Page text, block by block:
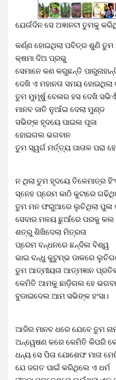
ଯେଉଁଦିନ ସେ ଅଜ୍ଞାନଟା ତୁମକୁ
କର୍ଣ୍ଣ ହୋଇଥିଲା ପବିତ୍ର ଶୁଣି ତୁମ
କ୍ଷମା ଦିଅ ପ୍ରଭୁ
ସେମାନେ କଣ କରୁଛନ୍ତି
ଦେଖି ଏ ମହାନତା ସମୟ
ତୁମ ମୁମୂର୍ଷୁ ବେଳାର ହସ ଦେଖି
ମାନବ ଜାତି ନୁଆଁଇ ଦେଲା ମୁଣ୍ଡ
ସଭିଙ୍କ ହୃଦୟେ ପାଇଲ ପୂଜା
ହୋଇଗଲ ଭଗବାନ
ତୁମ ସ୍ୱର୍ଗ ମର୍ତ୍ତ୍ୟ ପାତାଳ ପରା
ନ ଥିଲା ତୁମ ହୃଦୟେ ତିଳେମାତ୍ର
ସ୍ନେହ ପ୍ରେମ କାଠି କୁଟାରେ
ତୁମ ମନ ଫରୁଆରେ ଲୁଚିଥିଲା ପୁଳା
ସେବାର ମଳୟ ଛୁଆଁରେ ପରକୁ କଲ
ଶତ୍ରୁ ଶିଖିଦେଲା ମିତ୍ରତା
ପ୍ରେମ ବନ୍ଧନରେ ଛନ୍ଦିଲ ବିଶ୍ୱ
ଭାଇ ବନ୍ଧୁ କୁଟୁମ୍ଭ ଡାକରେ
ତୁମ ଆତ୍ମୀୟତା ଆତ୍ମଜ୍ଞାନ
କେମିତି ଆମକୁ ଛାଡ଼ିଗଲ ହେ
ବୁଡାଇଦେଲ ଆମ ସଭିଙ୍କ ହଂସା।
ଆଜିର ମାନବ ଧରେ ଯେବେ ତୁମ
ଅନ୍ୱେଷଣ କରେ କେମିତି କିପରି
ଧନ୍ୟ ସେ ପିତା ଯୋଶେଫ ମାତା
ଯେ ଜଗତ ପାଇଁ କରିଥିଲେ ଏ ଧର୍ମ